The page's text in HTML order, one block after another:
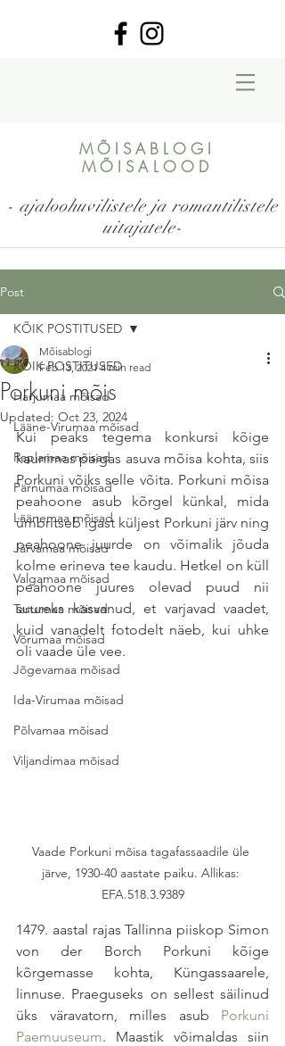
MÕISABLOGI
MÕISALOOD
- ajaloohuvilistele ja romantilistele
uitajatele-
Post
KÕIK POSTITUSED
Harjumaa mõisad
Lääne-Virumaa mõisad
Raplamaa mõisad
Pärnumaa mõisad
Läänemaa mõisad
Järvamaa mõisad
Valgamaa mõisad
Tartumaa mõisad
Võrumaa mõisad
Jõgevamaa mõisad
Ida-Virumaa mõisad
Põlvamaa mõisad
Viljandimaa mõisad
KÕIK POSTITUSED
Porkuni mõis
Mõisablogi
Feb 13, 2021 4 min read
Updated: Oct 23, 2024
Kui peaks tegema konkursi kõige
kaunimas paigas asuva mõisa kohta, siis
Porkuni võiks selle võita. Porkuni mõisa
peahoone asub kõrgel künkal, mida
ümbritseb igast küljest Porkuni järv ning
peahoone juurde on võimalik jõuda
kolme erineva tee kaudu. Hetkel on küll
peahoone juures olevad puud nii
suureks kasvanud, et varjavad vaadet,
kuid vanadelt fotodelt näeb, kui uhke
oli vaade üle vee.
Vaade Porkuni mõisa tagafassaadile üle
järve, 1930-40 aastate paiku. Allikas:
EFA.518.3.9389
1479. aastal rajas Tallinna piiskop Simon
von der Borch Porkuni kõige
kõrgemasse kohta, Küngassaarele,
linnuse. Praeguseks on sellest säilinud
üks väravatorn, milles asub Porkuni
Paemuuseum. Maastik võimaldas siin